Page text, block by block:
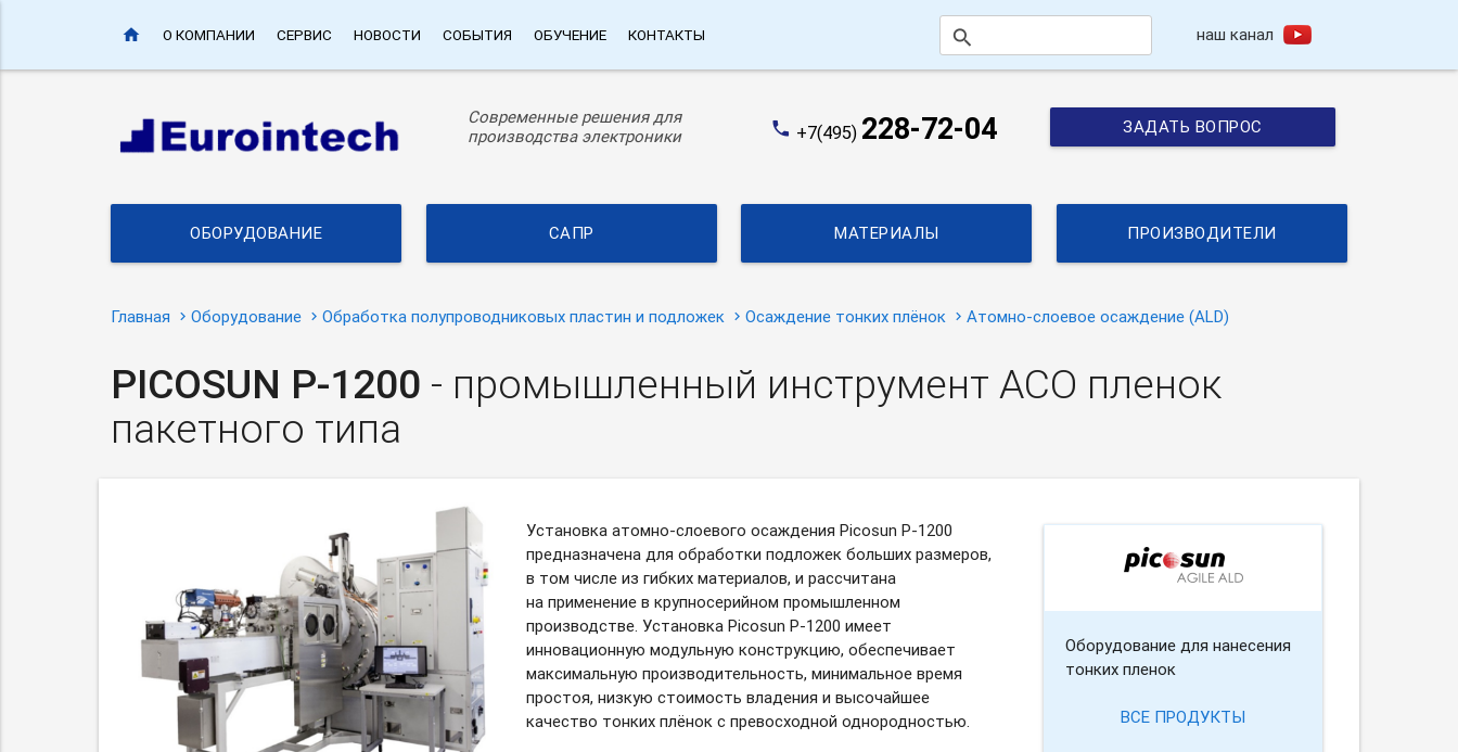
home О КОМПАНИИ СЕРВИС НОВОСТИ СОБЫТИЯ ОБУЧЕНИЕ КОНТАКТЫ search наш канал
Современные решения для
производства электроники
phone +7(495) 228-72-04 ЗАДАТЬ ВОПРОС
ОБОРУДОВАНИЕ САПР МАТЕРИАЛЫ ПРОИЗВОДИТЕЛИ
Главная Оборудование Обработка полупроводниковых пластин и подложек Осаждение тонких плёнок Атомно-слоевое осаждение (ALD)
PICOSUN P-1200 - промышленный инструмент АСО пленок
пакетного типа
Установка атомно-слоевого осаждения Picosun P-1200
предназначена для обработки подложек больших размеров,
в том числе из гибких материалов, и рассчитана
на применение в крупносерийном промышленном
производстве. Установка Picosun P-1200 имеет
инновационную модульную конструкцию, обеспечивает
максимальную производительность, минимальное время
простоя, низкую стоимость владения и высочайшее
качество тонких плёнок с превосходной однородностью.
Оборудование для нанесения
тонких пленок
ВСЕ ПРОДУКТЫ